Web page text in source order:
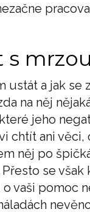
s
ustát a jak se
na něj
jeho
chtít ani
něj po
se
vaši pomoc